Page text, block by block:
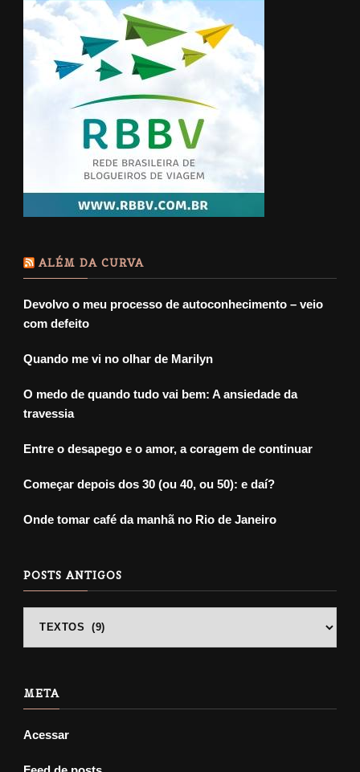
ALÉM DA CURVA
Devolvo o meu processo de autoconhecimento – veio
com defeito
Quando me vi no olhar de Marilyn
O medo de quando tudo vai bem: A ansiedade da
travessia
Entre o desapego e o amor, a coragem de continuar
Começar depois dos 30 (ou 40, ou 50): e daí?
Onde tomar café da manhã no Rio de Janeiro
POSTS ANTIGOS
META
Acessar